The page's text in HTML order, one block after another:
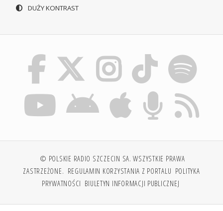
DUŻY KONTRAST
© POLSKIE RADIO SZCZECIN SA. WSZYSTKIE PRAWA
ZASTRZEŻONE. REGULAMIN KORZYSTANIA Z PORTALU POLITYKA
PRYWATNOŚCI BIULETYN INFORMACJI PUBLICZNEJ